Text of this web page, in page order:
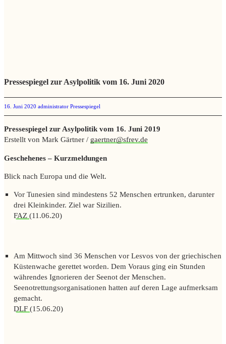
Pressespiegel zur Asylpolitik vom 16. Juni 2020
16. Juni 2020 administrator Pressespiegel
Pressespiegel zur Asylpolitik vom 16. Juni 2019
Erstellt von Mark Gärtner / gaertner@sfrev.de
Geschehenes – Kurzmeldungen
Blick nach Europa und die Welt.
Vor Tunesien sind mindestens 52 Menschen ertrunken, darunter
drei Kleinkinder. Ziel war Sizilien.
FAZ(11.06.20)
Am Mittwoch sind 36 Menschen vor Lesvos von der griechischen
Küstenwache gerettet worden. Dem Voraus ging ein Stunden
währendes Ignorieren der Seenot der Menschen.
Seenotrettungsorganisationen hatten auf deren Lage aufmerksam
gemacht.
DLF(15.06.20)